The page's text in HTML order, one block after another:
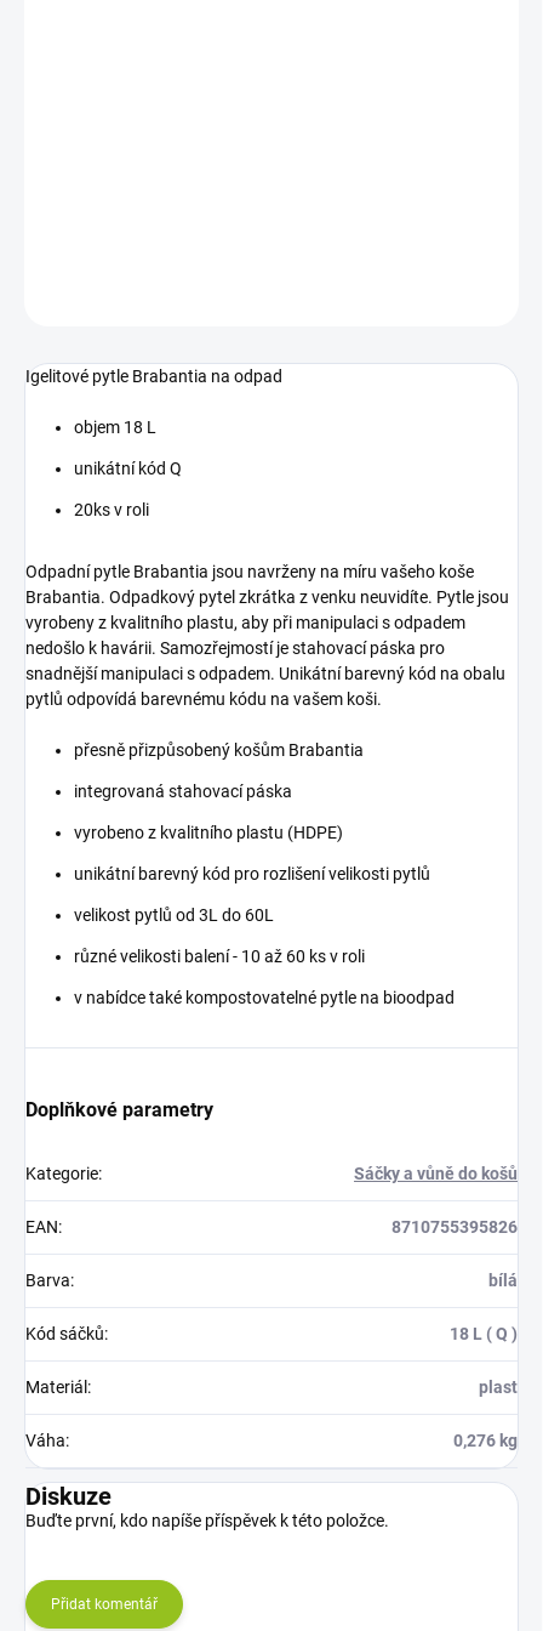
Igelitové pytle Brabantia na odpad
objem 18 L
unikátní kód Q
20ks v roli
Odpadní pytle Brabantia jsou navrženy na míru vašeho koše
Brabantia. Odpadkový pytel zkrátka z venku neuvidíte. Pytle jsou
vyrobeny z kvalitního plastu, aby při manipulaci s odpadem
nedošlo k havárii. Samozřejmostí je stahovací páska pro
snadnější manipulaci s odpadem. Unikátní barevný kód na obalu
pytlů odpovídá barevnému kódu na vašem koši.
přesně přizpůsobený košům Brabantia
integrovaná stahovací páska
vyrobeno z kvalitního plastu (HDPE)
unikátní barevný kód pro rozlišení velikosti pytlů
velikost pytlů od 3L do 60L
různé velikosti balení - 10 až 60 ks v roli
v nabídce také kompostovatelné pytle na bioodpad
Doplňkové parametry
Kategorie: Sáčky a vůně do košů
EAN: 8710755395826
Barva: bílá
Kód sáčků: 18 L ( Q )
Materiál : plast
Váha: 0,276 kg
Diskuze
Buďte první, kdo napíše příspěvek k této položce.
Přidat komentář